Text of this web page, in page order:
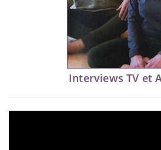
Interviews TV et